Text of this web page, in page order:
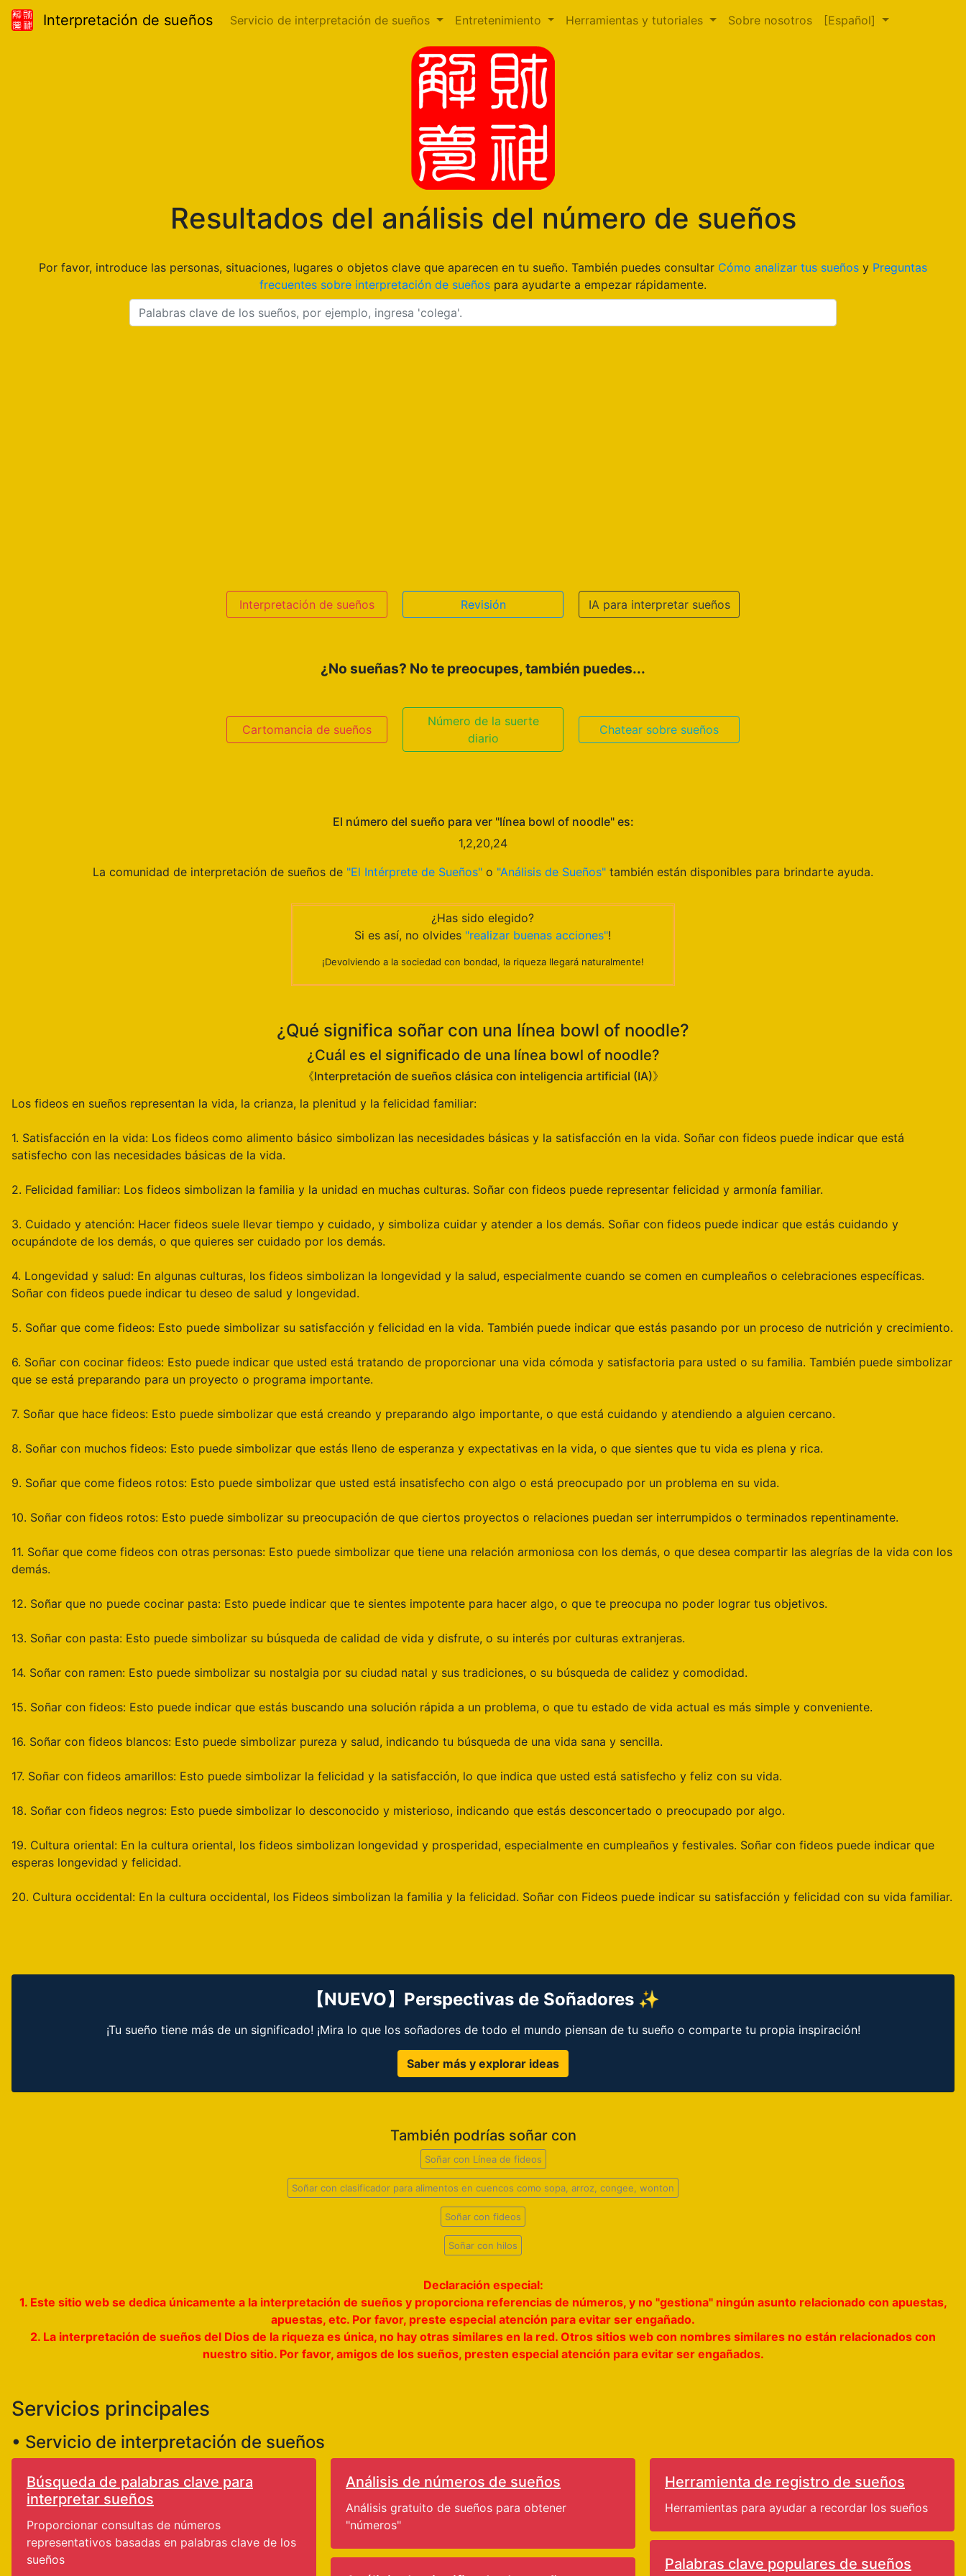
Interpretación de sueños Servicio de interpretación de sueños Entretenimiento Herramientas y tutoriales Sobre nosotros [Español]
Resultados del análisis del número de sueños
Por favor, introduce las personas, situaciones, lugares o objetos clave que aparecen en tu sueño. También puedes consultar Cómo analizar tus sueños y Preguntas
frecuentes sobre interpretación de sueños para ayudarte a empezar rápidamente.
Interpretación de sueños Revisión IA para interpretar sueños
¿No sueñas? No te preocupes, también puedes...
Cartomancia de sueños
Número de la suerte
diario
Chatear sobre sueños
El número del sueño para ver "línea bowl of noodle" es:
1,2,20,24
La comunidad de interpretación de sueños de "El Intérprete de Sueños" o "Análisis de Sueños" también están disponibles para brindarte ayuda.
¿Has sido elegido?
Si es así, no olvides "realizar buenas acciones"!
¡Devolviendo a la sociedad con bondad, la riqueza llegará naturalmente!
¿Qué significa soñar con una línea bowl of noodle?
¿Cuál es el significado de una línea bowl of noodle?
《Interpretación de sueños clásica con inteligencia artificial (IA)》
Los fideos en sueños representan la vida, la crianza, la plenitud y la felicidad familiar:
1. Satisfacción en la vida: Los fideos como alimento básico simbolizan las necesidades básicas y la satisfacción en la vida. Soñar con fideos puede indicar que está
satisfecho con las necesidades básicas de la vida.
2. Felicidad familiar: Los fideos simbolizan la familia y la unidad en muchas culturas. Soñar con fideos puede representar felicidad y armonía familiar.
3. Cuidado y atención: Hacer fideos suele llevar tiempo y cuidado, y simboliza cuidar y atender a los demás. Soñar con fideos puede indicar que estás cuidando y
ocupándote de los demás, o que quieres ser cuidado por los demás.
4. Longevidad y salud: En algunas culturas, los fideos simbolizan la longevidad y la salud, especialmente cuando se comen en cumpleaños o celebraciones específicas.
Soñar con fideos puede indicar tu deseo de salud y longevidad.
5. Soñar que come fideos: Esto puede simbolizar su satisfacción y felicidad en la vida. También puede indicar que estás pasando por un proceso de nutrición y crecimiento.
6. Soñar con cocinar fideos: Esto puede indicar que usted está tratando de proporcionar una vida cómoda y satisfactoria para usted o su familia. También puede simbolizar
que se está preparando para un proyecto o programa importante.
7. Soñar que hace fideos: Esto puede simbolizar que está creando y preparando algo importante, o que está cuidando y atendiendo a alguien cercano.
8. Soñar con muchos fideos: Esto puede simbolizar que estás lleno de esperanza y expectativas en la vida, o que sientes que tu vida es plena y rica.
9. Soñar que come fideos rotos: Esto puede simbolizar que usted está insatisfecho con algo o está preocupado por un problema en su vida.
10. Soñar con fideos rotos: Esto puede simbolizar su preocupación de que ciertos proyectos o relaciones puedan ser interrumpidos o terminados repentinamente.
11. Soñar que come fideos con otras personas: Esto puede simbolizar que tiene una relación armoniosa con los demás, o que desea compartir las alegrías de la vida con los
demás.
12. Soñar que no puede cocinar pasta: Esto puede indicar que te sientes impotente para hacer algo, o que te preocupa no poder lograr tus objetivos.
13. Soñar con pasta: Esto puede simbolizar su búsqueda de calidad de vida y disfrute, o su interés por culturas extranjeras.
14. Soñar con ramen: Esto puede simbolizar su nostalgia por su ciudad natal y sus tradiciones, o su búsqueda de calidez y comodidad.
15. Soñar con fideos: Esto puede indicar que estás buscando una solución rápida a un problema, o que tu estado de vida actual es más simple y conveniente.
16. Soñar con fideos blancos: Esto puede simbolizar pureza y salud, indicando tu búsqueda de una vida sana y sencilla.
17. Soñar con fideos amarillos: Esto puede simbolizar la felicidad y la satisfacción, lo que indica que usted está satisfecho y feliz con su vida.
18. Soñar con fideos negros: Esto puede simbolizar lo desconocido y misterioso, indicando que estás desconcertado o preocupado por algo.
19. Cultura oriental: En la cultura oriental, los fideos simbolizan longevidad y prosperidad, especialmente en cumpleaños y festivales. Soñar con fideos puede indicar que
esperas longevidad y felicidad.
20. Cultura occidental: En la cultura occidental, los Fideos simbolizan la familia y la felicidad. Soñar con Fideos puede indicar su satisfacción y felicidad con su vida familiar.
【NUEVO】Perspectivas de Soñadores ✨
¡Tu sueño tiene más de un significado! ¡Mira lo que los soñadores de todo el mundo piensan de tu sueño o comparte tu propia inspiración!
Saber más y explorar ideas
También podrías soñar con
Soñar con Línea de fideos
Soñar con clasificador para alimentos en cuencos como sopa, arroz, congee, wonton
Soñar con fideos
Soñar con hilos
Declaración especial:
1. Este sitio web se dedica únicamente a la interpretación de sueños y proporciona referencias de números, y no "gestiona" ningún asunto relacionado con apuestas,
apuestas, etc. Por favor, preste especial atención para evitar ser engañado.
2. La interpretación de sueños del Dios de la riqueza es única, no hay otras similares en la red. Otros sitios web con nombres similares no están relacionados con
nuestro sitio. Por favor, amigos de los sueños, presten especial atención para evitar ser engañados.
Servicios principales
• Servicio de interpretación de sueños
Búsqueda de palabras clave para
interpretar sueños
Proporcionar consultas de números
representativos basadas en palabras clave de los
sueños
Análisis de números de sueños
Análisis gratuito de sueños para obtener
"números"
Herramienta de registro de sueños
Herramientas para ayudar a recordar los sueños
Palabras clave populares de sueños